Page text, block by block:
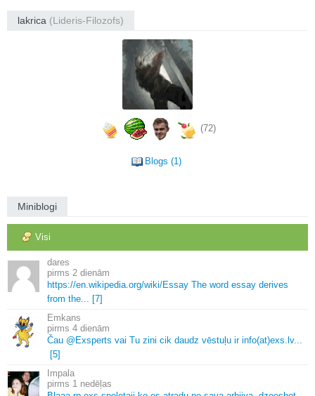
lakrica (Lideris-Filozofs)
(72)
Blogs (1)
Miniblogi
Visi
dares
2 dienām
https://en.wikipedia.org/wiki/Essay The word essay derives
from the... [7]
Emkans
4 dienām
Čau @Exsperts vai Tu zini cik daudz vēstuļu ir info(at)exs. lv...
[5]
Impala
1 nedēļas